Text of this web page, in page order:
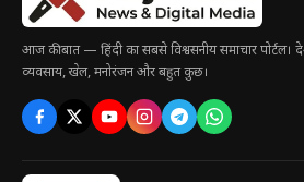
8वीं वेतन आयोग क्या है?
बजट 2026 में क्या हुआ?
कर्मचारी और पेंशनर्स की
विशेषज्ञों का विश्लेषण
आज की बात — हिंदी का सबसे विश्वसनीय समाचार पोर्टल।
व्यवसाय, खेल, मनोरंजन और बहुत कुछ।